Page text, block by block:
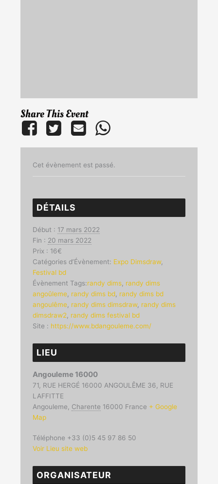
Share This Event
Cet évènement est passé.
DÉTAILS
Début : 17 mars 2022
Fin : 20 mars 2022
Prix : 16€
Catégories d’Évènement: Expo Dimsdraw,
Festival bd
Évènement Tags:randy dims randy dims
angoûleme randy dims bd randy dims bd
angoulême randy dims dimsdraw, randy dims
dimsdraw2
randy dims festival bd
Site : https://www.bdangouleme.com/
LIEU
Angouleme 16000
71, RUE HERGÉ 16000 ANGOULÊME 36, RUE
LAFFITTE
Angouleme
Charente 16000 France + Google
Map
Téléphone +33 (0)5 45 97 86 50
Voir Lieu site web
ORGANISATEUR